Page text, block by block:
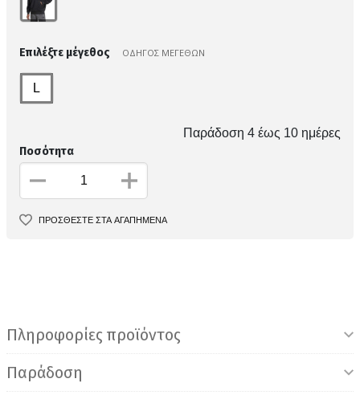
Επιλέξτε μέγεθος ΟΔΗΓΟΣ ΜΕΓΕΘΩΝ
L
Παράδοση 4 έως 10 ημέρες
Ποσότητα
ΠΡΟΣΘΕΣΤΕ ΣΤΑ ΑΓΑΠΗΜΕΝΑ
Πληροφορίες προϊόντος
Παράδοση